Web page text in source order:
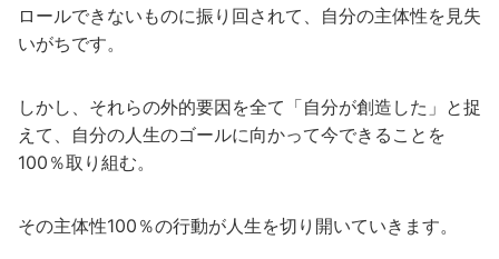
ロールできないものに振り回されて、自分の主体性を見失
いがちです。
しかし、それらの外的要因を全て「自分が創造した」と捉
えて、自分の人生のゴールに向かって今できることを
100％取り組む。
その主体性100％の行動が人生を切り開いていきます。